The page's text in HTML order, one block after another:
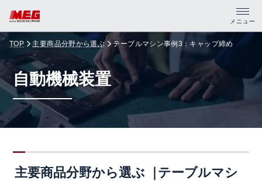
メニュー
トップ
製品・サポート
企業情報
資料請求
TOP 主要商品分野から選ぶ テーブルマシン事例3：キャップ締め
自動機械装置
主要商品分野から選ぶ
テーブルマシ